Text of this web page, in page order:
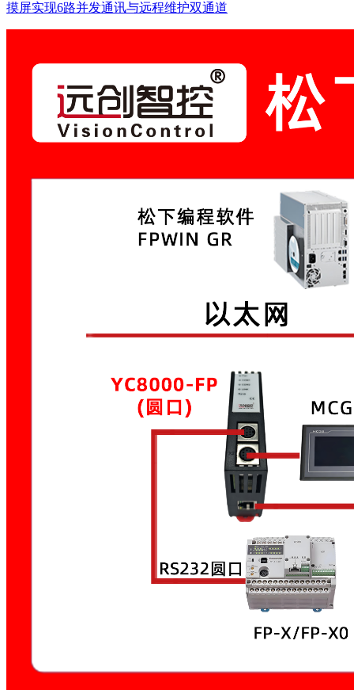
摸屏实现6路并发通讯与远程维护双通道